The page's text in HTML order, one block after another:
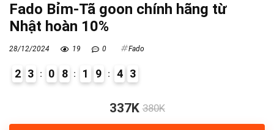
Fado Bỉm-Tã goon chính hãng từ
Nhật hoàn 10%
28/12/2024 19 0 Fado
2 3 0 8 1 9 4 2
3
337K 380K